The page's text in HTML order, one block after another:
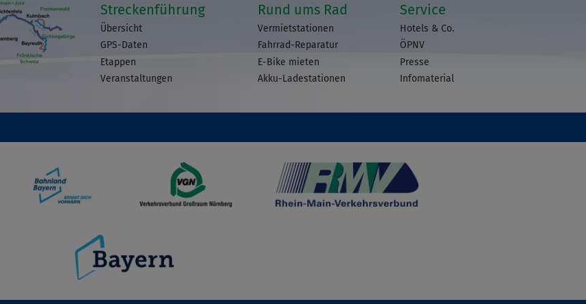
Streckenführung
Übersicht
GPS-Daten
Etappen
Veranstaltungen
Rund ums Rad
Vermietstationen
Fahrrad-Reparatur
E-Bike mieten
Akku-Ladestationen
Service
Hotels & Co.
ÖPNV
Presse
Infomaterial